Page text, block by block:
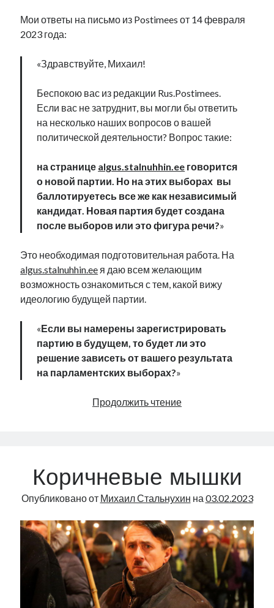
ансиппиада безработица видео война
в поисках здравого смысла
евросоюз
нацменьшинства образование обучение эстонскому
памятники парад клоунов парламент партия поводырь
подкаст
русскоязычное образование сми ссср
стенограмма
танк фотоотчет экономика экономика эстонии
эстония эстонский язык
mstalnuhhin@gmail.com
Отзывы и предложения по блогу:
anton.stalnuhhin@gmail.com
Мои ответы на письмо из Postimees от 14 февраля
2023 года:
«Здравствуйте, Михаил!
Беспокою вас из редакции Rus.Postimees.
Если вас не затруднит, вы могли бы ответить
на несколько наших вопросов о вашей
политической деятельности? Вопрос такие:
на странице algus.stalnuhhin.ee говорится
о новой партии. Но на этих выборах вы
баллотируетесь все же как независимый
кандидат. Новая партия будет создана
после выборов или это фигура речи?»
Это необходимая подготовительная работа. На
algus.stalnuhhin.ee я даю всем желающим
возможность ознакомиться с тем, какой вижу
идеологию будущей партии.
«Если вы намерены зарегистрировать
партию в будущем, то будет ли это
решение зависеть от вашего результата
на парламентских выборах?»
Продолжить чтениеПро
Коричневые мышки
Опубликовано от Михаил Стальнухин на 03.02.2023